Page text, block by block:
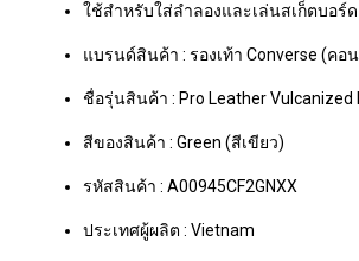
ใช้สำหรับใส่ลำลองและเล่นสเก็ตบอร์ด
แบรนด์สินค้า : รองเท้า Converse (คอ
ชื่อรุ่นสินค้า : Pro Leather Vulcanized
สีของสินค้า : Green (สีเขียว)
รหัสสินค้า : A00945CF2GNXX
ประเทศผู้ผลิต : Vietnam